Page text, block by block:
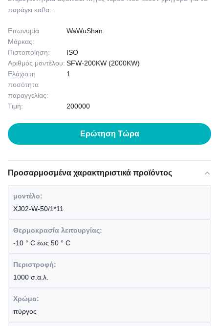
παράγει καθα...
Επωνυμία
Μάρκας:
WaWuShan
Πιστοποίηση:
ISO
Αριθμός μοντέλου: SFW-200KW (2000KW)
Ελάχιστη
ποσότητα
παραγγελίας:
1
Τιμή: 200000
Ερώτηση Τώρα
Προσαρμοσμένα χαρακτηριστικά προϊόντος
μοντέλο:
XJ02-W-50/1*11
Θερμοκρασία λειτουργίας:
-10 ° C έως 50 ° C
Περιστροφή:
1000 σ.α.λ.
Χρώμα:
πύργος